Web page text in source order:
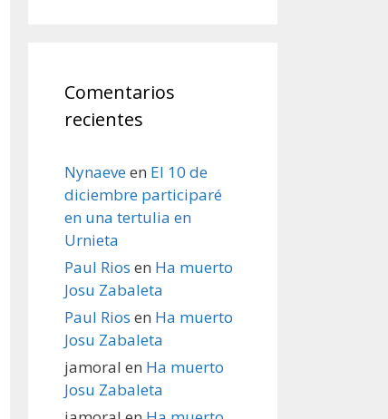
Comentarios
recientes
Nynaeveen El 10 de
diciembre participaré
en una tertulia en
Urnieta
Paul Rios en Ha muerto
Josu Zabaleta
Paul Rios en Ha muerto
Josu Zabaleta
jamoral en Ha muerto
Josu Zabaleta